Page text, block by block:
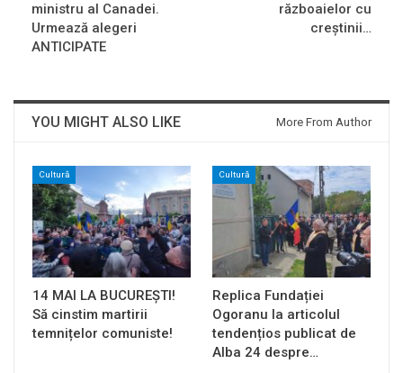
ministru al Canadei.
Urmează alegeri
ANTICIPATE
războaielor cu
creștinii…
YOU MIGHT ALSO LIKE More From Author
Cultură
14 MAI LA BUCUREȘTI!
Să cinstim martirii
temnițelor comuniste!
Cultură
Replica Fundației
Ogoranu la articolul
tendențios publicat de
Alba 24 despre…